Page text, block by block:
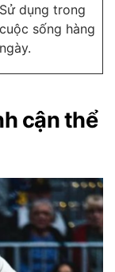
Sử dụng trong
cuộc sống hàng
ngày.
cận thể